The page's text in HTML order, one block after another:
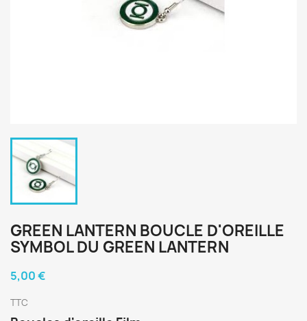
GREEN LANTERN BOUCLE D'OREILLE
SYMBOL DU GREEN LANTERN
5,00 €
TTC